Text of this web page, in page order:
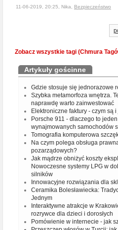
11-06-2019, 20:25, Nika, Bezpieczeństwo
Zobacz wszystkie tagi (Chmura
Artykuły gościnne
Gdzie stosuje się jednorazowe
Szybka metamorfoza wnętrza.
naprawdę warto zainwestować
Elektroniczne faktury - czym są
Porsche 911 - dlaczego to
wynajmowanych samochodów
Tomografia komputerowa
Na czym polega obsługa
pozarządowych?
Jak mądrze obniżyć koszty
Nowoczesne systemy LPG w
silników
Innowacyjne rozwiązania dla
Ceramika Bolesławiecka:
Jednym
Interaktywne atrakcje w
rozrywce dla dzieci i dorosłych
Pomówienie w internecie - jak